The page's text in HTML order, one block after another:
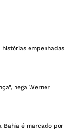
empenhadas
nega Werner
Bahia é marcado por